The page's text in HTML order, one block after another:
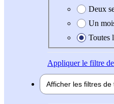
Deux
Un
Toutes
Appliquerle filtre de
Afficher les filtres de